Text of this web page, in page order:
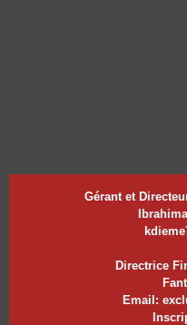
Gérant et
Directrice
Email: